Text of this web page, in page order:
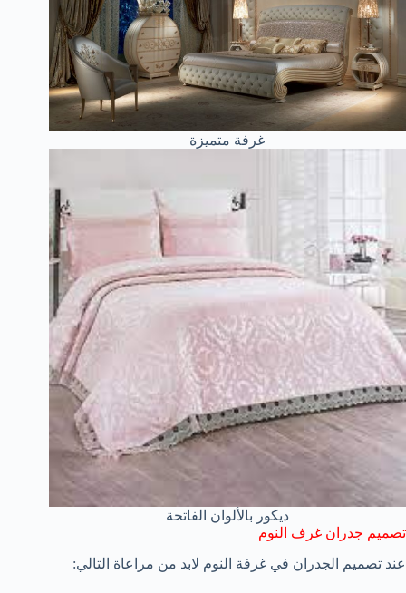
غرفة متميزة
ديكور بالألوان الفاتحة
تصميم جدران غرف النوم
عند تصميم الجدران في غرفة النوم لابد من مراعاة التالي: